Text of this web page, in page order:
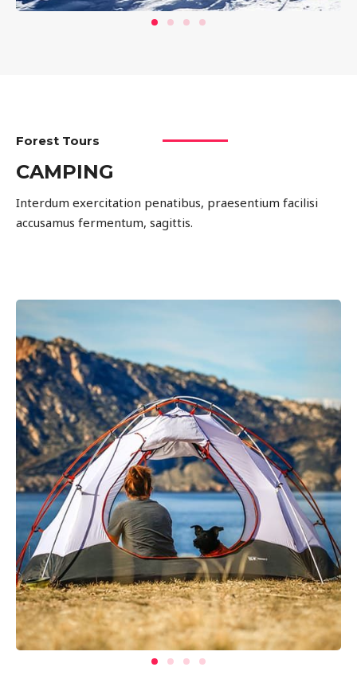
Forest Tours
CAMPING
Interdum exercitation penatibus, praesentium facilisi
accusamus fermentum, sagittis.